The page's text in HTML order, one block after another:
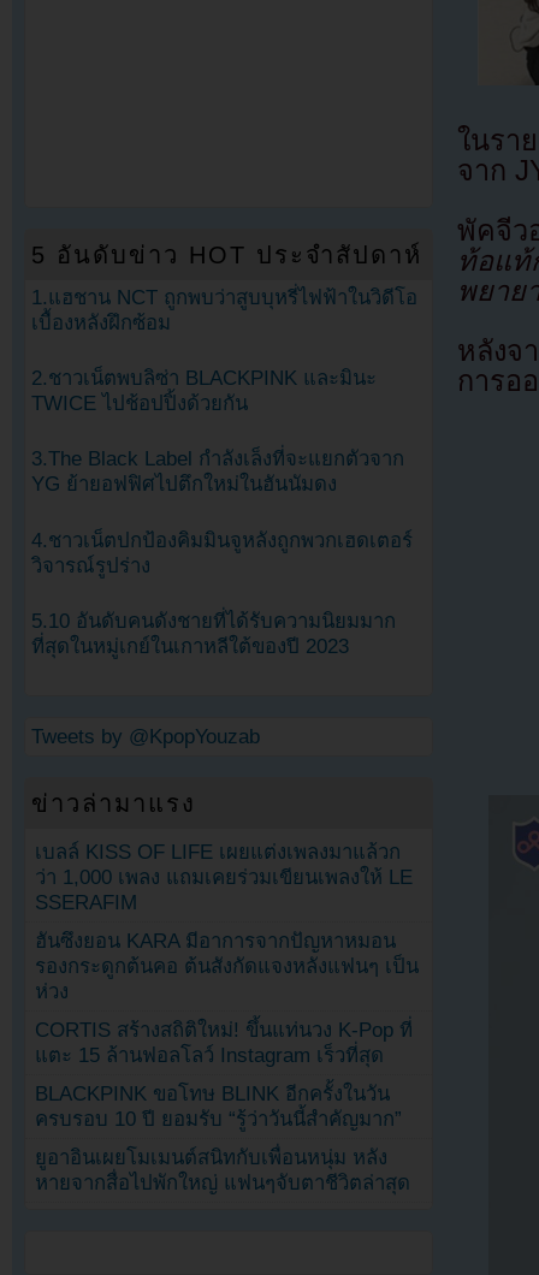
ในรา
จาก
พัคจีว
ท้อแท้
พยาย
หลังจ
การอ
5 อันดับข่าว HOT ประจำสัปดาห์
1.แฮชาน NCT ถูกพบว่าสูบบุหรี่ไฟฟ้าในวิดีโอ
เบื้องหลังฝึกซ้อม
2.ชาวเน็ตพบลิซ่า BLACKPINK และมินะ
TWICE ไปช้อปปิ้งด้วยกัน
3.The Black Label กำลังเล็งที่จะแยกตัวจาก
YG ย้ายอฟฟิศไปตึกใหม่ในฮันนัมดง
4.ชาวเน็ตปกป้องคิมมินจูหลังถูกพวกเฮดเตอร์
วิจารณ์รูปร่าง
5.10 อันดับคนดังชายที่ได้รับความนิยมมาก
ที่สุดในหมู่เกย์ในเกาหลีใต้ของปี 2023
Tweets by @KpopYouzab
ข่าวล่ามาแรง
เบลล์ KISS OF LIFE เผยแต่งเพลงมาแล้วก
ว่า 1,000 เพลง แถมเคยร่วมเขียนเพลงให้ LE
SSERAFIM
ฮันซึงยอน KARA มีอาการจากปัญหาหมอน
รองกระดูกต้นคอ ต้นสังกัดแจงหลังแฟนๆ เป็น
ห่วง
CORTIS สร้างสถิติใหม่! ขึ้นแท่นวง K-Pop ที่
แตะ 15 ล้านฟอลโลว์ Instagram เร็วที่สุด
BLACKPINK ขอโทษ BLINK อีกครั้งในวัน
ครบรอบ 10 ปี ยอมรับ “รู้ว่าวันนี้สำคัญมาก”
ยูอาอินเผยโมเมนต์สนิทกับเพื่อนหนุ่ม หลัง
หายจากสื่อไปพักใหญ่ แฟนๆจับตาชีวิตล่าสุด